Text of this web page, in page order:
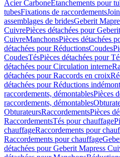
Acier CarboneEtanchements pour
tubesFixations de raccordements
assemblages de bridesGeberit
CuivrePièces détachées pour
CuivreManchonsPièces détachées
détachées pour RéductionsCoudes
CoudesTésPièces détachées pour
détachées pour Circulation interne
détachées pour Raccords en croix
détachées pour Réductions
raccordements, démontablesPièces
raccordements, démontables
ObturateursRaccordementsPièces
RaccordementsTés pour chauffage
chauffageRaccordements pour
Raccordements pour chauffage
détachées pour Geberit Mapress